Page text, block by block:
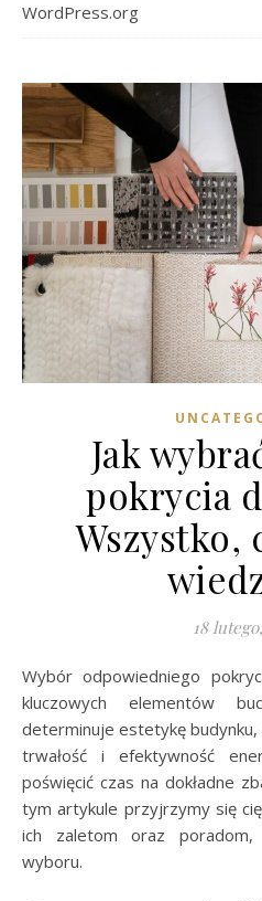
WordPress.org
Jak
pokrycia
Wszystko,
18
Wybór odpowiedniego pokrycia dachowego to jeden z
kluczowych elementów
determinuje estetykę budynku,
trwałość i efektywność
poświęcić czas na dokładne
tym artykule przyjrzymy się
ich zaletom oraz poradom,
wyboru.